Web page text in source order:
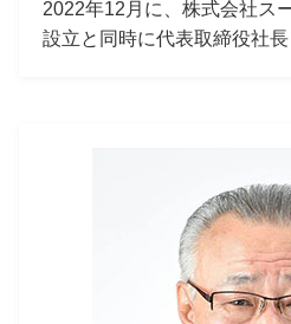
2022年12月に、株式会社ス
設立と同時に代表取締役社長